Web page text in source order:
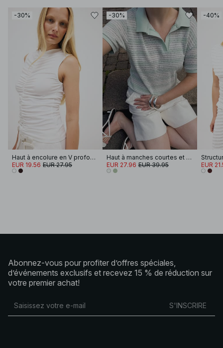
-30%
Haut à encolure en V profonde
EUR 19.56 EUR 27.95
-30%
Haut à manches courtes et col
EUR 27.96 EUR 39.95
-40%
EUR
Abonnez-vous pour profiter d’offres spéciales,
d’événements exclusifs et recevez 15 % de réduction sur
votre premier achat!
S'INSCRIRE